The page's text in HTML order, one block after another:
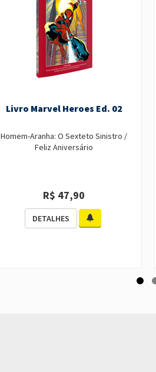
Livro Marvel Heroes Ed. 02
Homem-Aranha: O Sexteto Sinistro /
Feliz Aniversário
R$ 47,90
DETALHES